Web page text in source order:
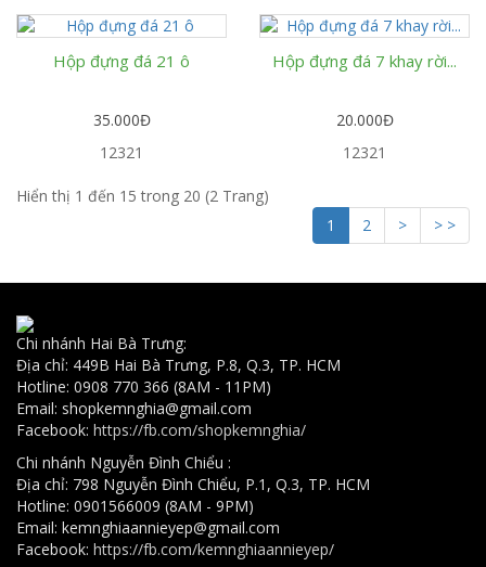
Hộp đựng đá 21 ô
35.000Đ
12321
Hộp đựng đá 7 khay rời...
20.000Đ
12321
Hiển thị 1 đến 15 trong 20 (2 Trang)
1
2 > > >
Chi nhánh Hai Bà Trưng:
Địa chỉ: 449B Hai Bà Trưng, P.8, Q.3, TP. HCM
Hotline: 0908 770 366 (8AM - 11PM)
Email: shopkemnghia@gmail.com
Facebook: https://fb.com/shopkemnghia/
Chi nhánh Nguyễn Đình Chiểu :
Địa chỉ: 798 Nguyễn Đình Chiểu, P.1, Q.3, TP. HCM
Hotline: 0901566009 (8AM - 9PM)
Email: kemnghiaannieyep@gmail.com
Facebook: https://fb.com/kemnghiaannieyep/